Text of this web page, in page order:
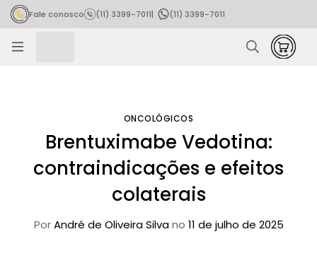
Fale conosco (11) 3399-7011|
(11) 3399-7011
ONCOLÓGICOS
Brentuximabe Vedotina:
contraindicações e efeitos
colaterais
PorAndré de Oliveira Silva no 11 de julho de 2025